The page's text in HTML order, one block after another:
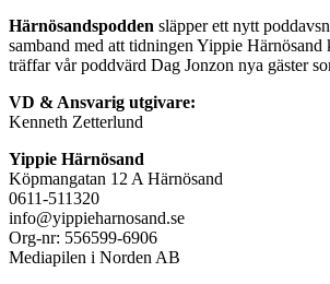
Härnösandspodden släpper ett nytt
samband med att tidningen Yippie Härnösand
träffar vår poddvärd Dag Jonzon nya gäster
VD & Ansvarig utgivare:
Kenneth Zetterlund
Yippie Härnösand
Köpmangatan 12 A Härnösand
0611-511320
info@yippieharnosand.se
Org-nr: 556599-6906
Mediapilen i Norden AB